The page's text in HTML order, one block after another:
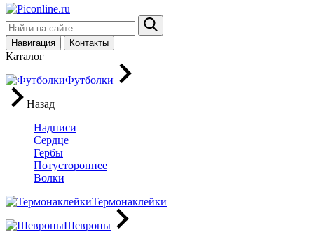
Навигация Контакты
Каталог
Футболки
Назад
Надписи
Сердце
Гербы
Потустороннее
Волки
Термонаклейки
Шевроны